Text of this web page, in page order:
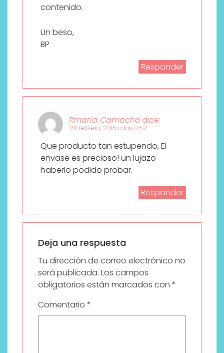
contenido.
Un beso,
BP
Responder
Rmaria Camacho dice:
20 febrero, 2015 a las 0:52
Que producto tan estupendo, El
envase es precioso! un lujazo
haberlo podido probar.
Responder
Deja una respuesta
Tu dirección de correo electrónico no
será publicada. Los campos
obligatorios están marcados con *
Comentario *